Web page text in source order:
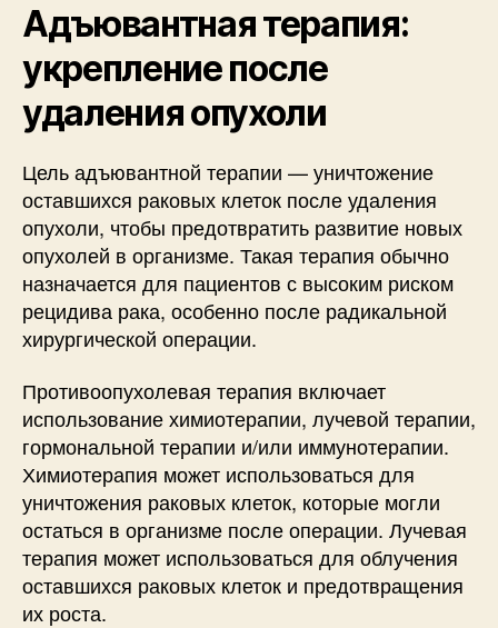
Адъювантная терапия:
укрепление после
удаления опухоли
Цель адъювантной терапии — уничтожение
оставшихся раковых клеток после удаления
опухоли, чтобы предотвратить развитие новых
опухолей в организме. Такая терапия обычно
назначается для пациентов с высоким риском
рецидива рака, особенно после радикальной
хирургической операции.
Противоопухолевая терапия включает
использование химиотерапии, лучевой терапии,
гормональной терапии и/или иммунотерапии.
Химиотерапия может использоваться для
уничтожения раковых клеток, которые могли
остаться в организме после операции. Лучевая
терапия может использоваться для облучения
оставшихся раковых клеток и предотвращения
их роста.